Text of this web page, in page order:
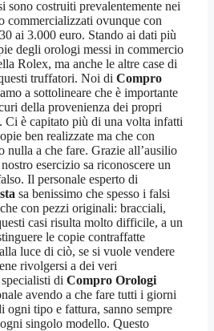
sono costruiti prevalentemente nei
commercializzati ovunque con
ai 3.000 euro. Stando ai dati più
degli orologi messi in commercio
Rolex, ma anche le altre case di
truffatori. Noi di Compro
a sottolineare che è importante
della provenienza dei propri
Ci è capitato più di una volta infatti
ben realizzate ma che con
nulla a che fare. Grazie all’ausilio
esercizio sa riconoscere un
Il personale esperto di
sa benissimo che spesso i falsi
con pezzi originali: bracciali,
casi risulta molto difficile, a un
le copie contraffatte
luce di ciò, se si vuole vendere
rivolgersi a dei veri
di Compro Orologi
avendo a che fare tutti i giorni
ogni tipo e fattura, sanno sempre
singolo modello. Questo